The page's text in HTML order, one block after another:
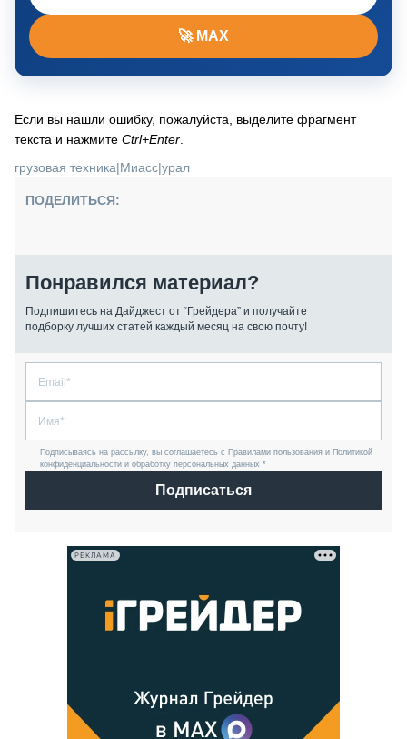
🚀 MAX
Если вы нашли ошибку, пожалуйста, выделите фрагмент
текста и нажмите Ctrl+Enter
грузовая техника|Миасс|урал
ПОДЕЛИТЬСЯ:
Понравился материал?
Подпишитесь на Дайджест от “Грейдера” и получайте
подборку лучших статей каждый месяц на свою почту!
Подписываясь на рассылку, вы соглашаетесь с Правилами пользования и Политикой
конфиденциальности и обработку персональных данных *
Подписаться
РЕКЛАМА